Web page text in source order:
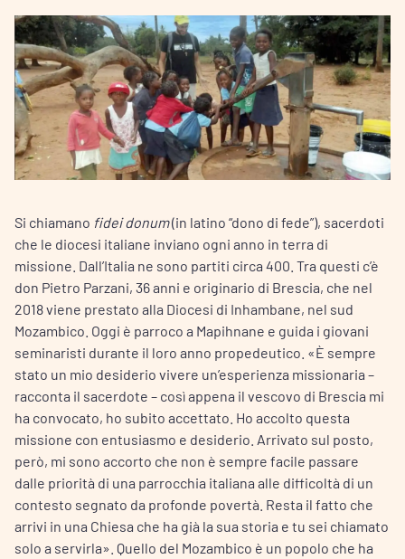
Si chiamano fidei donum(in latino “dono di fede”), sacerdoti
che le diocesi italiane inviano ogni anno in terra di
missione. Dall’Italia ne sono partiti circa 400. Tra questi c’è
don Pietro Parzani, 36 anni e originario di Brescia, che nel
2018 viene prestato alla Diocesi di Inhambane, nel sud
Mozambico. Oggi è parroco a Mapihnane e guida i giovani
seminaristi durante il loro anno propedeutico. «È sempre
stato un mio desiderio vivere un’esperienza missionaria –
racconta il sacerdote – così appena il vescovo di Brescia mi
ha convocato, ho subito accettato. Ho accolto questa
missione con entusiasmo e desiderio. Arrivato sul posto,
però, mi sono accorto che non è sempre facile passare
dalle priorità di una parrocchia italiana alle difficoltà di un
contesto segnato da profonde povertà. Resta il fatto che
arrivi in una Chiesa che ha già la sua storia e tu sei chiamato
solo a servirla». Quello del Mozambico è un popolo che ha